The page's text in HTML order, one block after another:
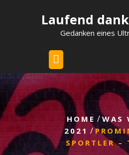
Laufend
Gedanken eines
HOME /WAS
2021 /
SPORTLER –